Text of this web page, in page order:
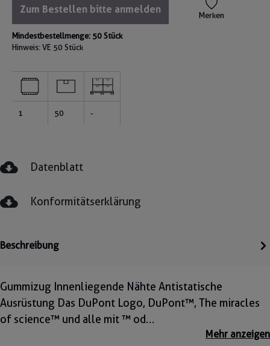
Zum Bestellen bitte anmelden Merken
Mindestbestellmenge: 50 Stück
Hinweis: VE 50 Stück
1 50 -
Datenblatt
Konformitätserklärung
Beschreibung
Gummizug Innenliegende Nähte Antistatische
Ausrüstung Das DuPont Logo, DuPont™, The miracles
of science™ und alle mit ™ od…
Mehr anzeigen